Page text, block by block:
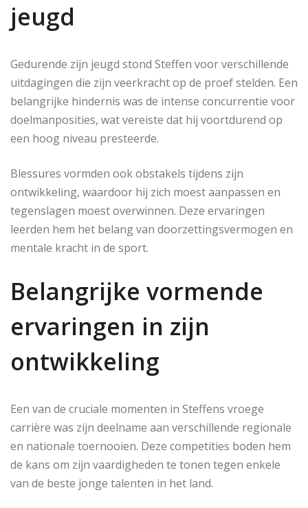
jeugd
Gedurende zijn jeugd stond Steffen voor verschillende
uitdagingen die zijn veerkracht op de proef stelden. Een
belangrijke hindernis was de intense concurrentie voor
doelmanposities, wat vereiste dat hij voortdurend op
een hoog niveau presteerde.
Blessures vormden ook obstakels tijdens zijn
ontwikkeling, waardoor hij zich moest aanpassen en
tegenslagen moest overwinnen. Deze ervaringen
leerden hem het belang van doorzettingsvermogen en
mentale kracht in de sport.
Belangrijke vormende
ervaringen in zijn
ontwikkeling
Een van de cruciale momenten in Steffens vroege
carrière was zijn deelname aan verschillende regionale
en nationale toernooien. Deze competities boden hem
de kans om zijn vaardigheden te tonen tegen enkele
van de beste jonge talenten in het land.